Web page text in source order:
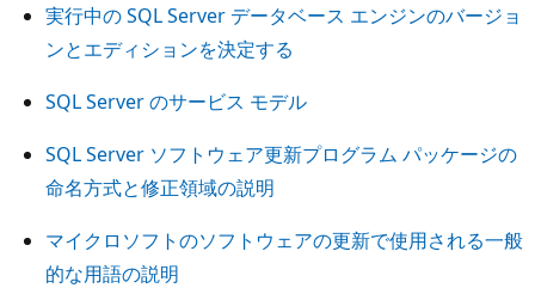
実行中の SQL Server データベース エンジンのバージョ
ンとエディションを決定する
SQL Server のサービス モデル
SQL Server ソフトウェア更新プログラム パッケージの
命名方式と修正領域の説明
マイクロソフトのソフトウェアの更新で使用される一般
的な用語の説明